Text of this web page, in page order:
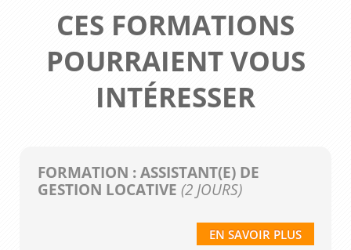
CES FORMATIONS
POURRAIENT VOUS
INTÉRESSER
FORMATION : ASSISTANT(E) DE
GESTION LOCATIVE (2 JOURS)
EN SAVOIR PLUS